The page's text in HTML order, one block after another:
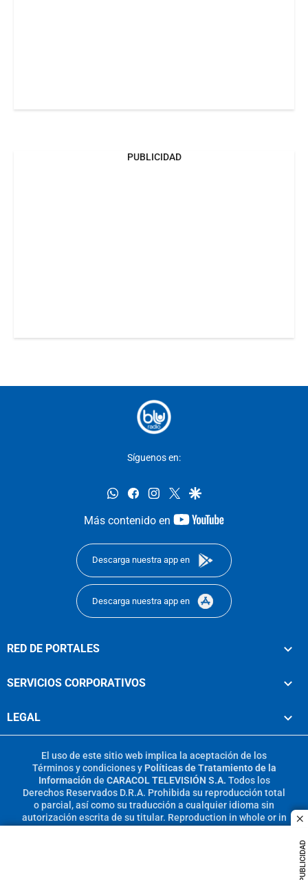
PUBLICIDAD
PUBLICIDAD
Síguenos en:
whatsappfacebookinstagram
twittergoogle
Más contenido en
youtube-
Descarga nuestra app en
Descarga nuestra app en
RED DE PORTALES
SERVICIOS CORPORATIVOS
LEGAL
El uso de este sitio web implica la aceptación de los
Términos y condicionesy Políticas de Tratamiento de la
Información de CARACOL TELEVISIÓN S.A. Todos los
Derechos Reservados D.R.A. Prohibida su reproducción total
o parcial, así como su traducción a cualquier idioma sin
autorización escrita de su titular. Reproduction in whole or in